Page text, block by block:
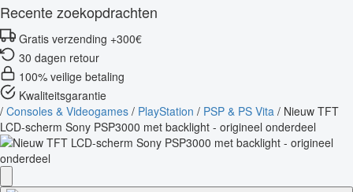
Recente zoekopdrachten
Gratis verzending +300€
30 dagen retour
100% veilige betaling
Kwaliteitsgarantie
/ Consoles & Videogames / PlayStation / PSP & PS Vita / Nieuw TFT
LCD-scherm Sony PSP3000 met backlight - origineel onderdeel